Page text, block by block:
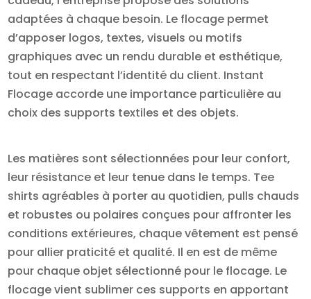
adaptées à chaque besoin. Le flocage permet
d’apposer logos, textes, visuels ou motifs
graphiques avec un rendu durable et esthétique,
tout en respectant l’identité du client. Instant
Flocage accorde une importance particulière au
choix des supports textiles et des objets.
Les matières sont sélectionnées pour leur confort,
leur résistance et leur tenue dans le temps. Tee
shirts agréables à porter au quotidien, pulls chauds
et robustes ou polaires conçues pour affronter les
conditions extérieures, chaque vêtement est pensé
pour allier praticité et qualité. Il en est de même
pour chaque objet sélectionné pour le flocage. Le
flocage vient sublimer ces supports en apportant